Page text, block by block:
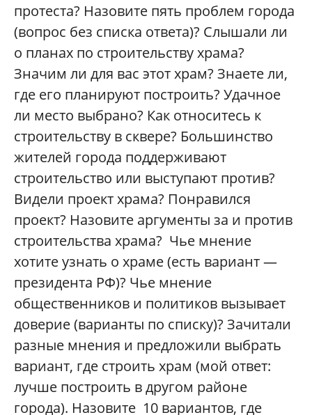
протеста? Назовите пять проблем города
(вопрос без списка ответа)? Слышали ли
о планах по строительству храма?
Значим ли для вас этот храм? Знаете ли,
где его планируют построить? Удачное
ли место выбрано? Как относитесь к
строительству в сквере? Большинство
жителей города поддерживают
строительство или выступают против?
Видели проект храма? Понравился
проект? Назовите аргументы за и против
строительства храма? Чье мнение
хотите узнать о храме (есть вариант —
президента РФ)? Чье мнение
общественников и политиков вызывает
доверие (варианты по списку)? Зачитали
разные мнения и предложили выбрать
вариант, где строить храм (мой ответ:
лучше построить в другом районе
города). Назовите 10 вариантов, где